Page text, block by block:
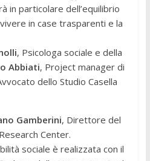
in particolare dell’equilibrio
in case trasparenti e la
, Psicologa sociale e della
Abbiati, Project manager di
dello Studio Casella
Gamberini, Direttore del
Center.
sociale è realizzata con il